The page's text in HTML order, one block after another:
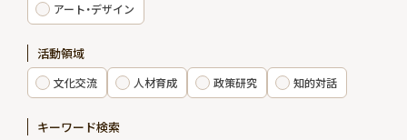
出版物・報告書
お知らせ
アート・デザイン
活動領域
文化交流 人材育成 政策研究 知的対話
キーワード検索